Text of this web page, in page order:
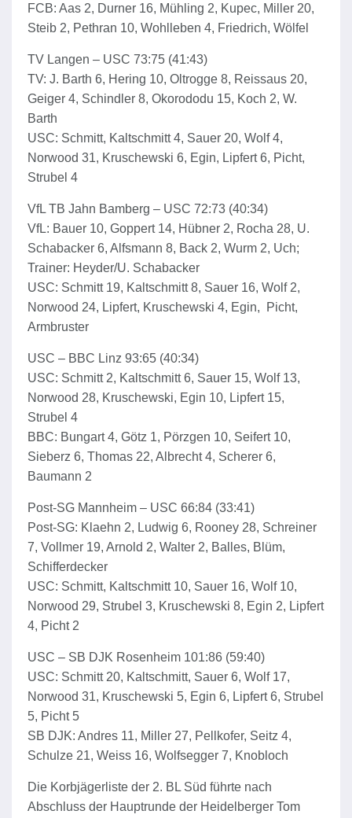
FCB: Aas 2, Durner 16, Mühling 2, Kupec, Miller 20,
Steib 2, Pethran 10, Wohlleben 4, Friedrich, Wölfel
TV Langen – USC 73:75 (41:43)
TV: J. Barth 6, Hering 10, Oltrogge 8, Reissaus 20,
Geiger 4, Schindler 8, Okorododu 15, Koch 2, W.
Barth
USC: Schmitt, Kaltschmitt 4, Sauer 20, Wolf 4,
Norwood 31, Kruschewski 6, Egin, Lipfert 6, Picht,
Strubel 4
VfL TB Jahn Bamberg – USC 72:73 (40:34)
VfL: Bauer 10, Goppert 14, Hübner 2, Rocha 28, U.
Schabacker 6, Alfsmann 8, Back 2, Wurm 2, Uch;
Trainer: Heyder/U. Schabacker
USC: Schmitt 19, Kaltschmitt 8, Sauer 16, Wolf 2,
Norwood 24, Lipfert, Kruschewski 4, Egin, Picht,
Armbruster
USC – BBC Linz 93:65 (40:34)
USC: Schmitt 2, Kaltschmitt 6, Sauer 15, Wolf 13,
Norwood 28, Kruschewski, Egin 10, Lipfert 15,
Strubel 4
BBC: Bungart 4, Götz 1, Pörzgen 10, Seifert 10,
Sieberz 6, Thomas 22, Albrecht 4, Scherer 6,
Baumann 2
Post-SG Mannheim – USC 66:84 (33:41)
Post-SG: Klaehn 2, Ludwig 6, Rooney 28, Schreiner
7, Vollmer 19, Arnold 2, Walter 2, Balles, Blüm,
Schifferdecker
USC: Schmitt, Kaltschmitt 10, Sauer 16, Wolf 10,
Norwood 29, Strubel 3, Kruschewski 8, Egin 2, Lipfert
4, Picht 2
USC – SB DJK Rosenheim 101:86 (59:40)
USC: Schmitt 20, Kaltschmitt, Sauer 6, Wolf 17,
Norwood 31, Kruschewski 5, Egin 6, Lipfert 6, Strubel
5, Picht 5
SB DJK: Andres 11, Miller 27, Pellkofer, Seitz 4,
Schulze 21, Weiss 16, Wolfsegger 7, Knobloch
Die Korbjägerliste der 2. BL Süd führte nach
Abschluss der Hauptrunde der Heidelberger Tom